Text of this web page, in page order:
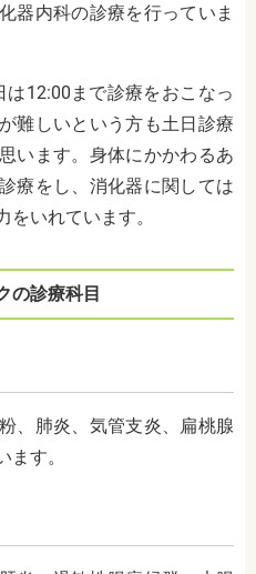
器内科の診療を行っていま
12:00まで診療をおこなっ
難しいという方も土日診療
います。身体にかかわるあ
療をし、消化器に関しては
いれています。
の診療科目
、肺炎、気管支炎、扁桃腺
ます。